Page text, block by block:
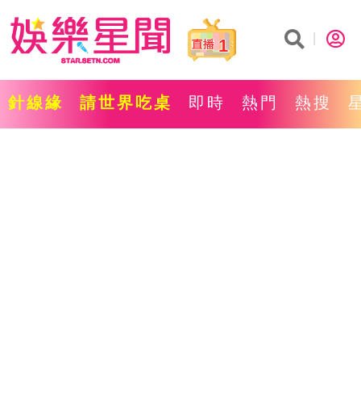
1
針線緣 請世界吃桌 即時 熱門 熱搜